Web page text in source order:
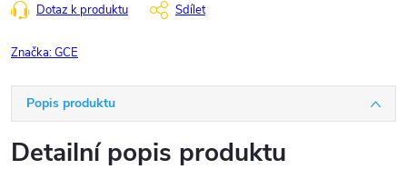
Dotaz k produktu Sdílet
Značka:GCE
Popis produktu
Detailní popis produktu